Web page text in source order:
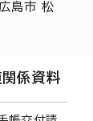
島市 松
係資料